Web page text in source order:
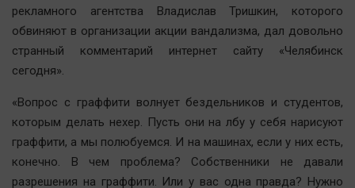
рекламного агентства Владислав Тришкин, которого
обвиняют в организации акции вандализма, дал довольно
странный комментарий интернет сайту «Челябинск
сегодня».
«Вопрос с граффити волнует бездельников и студентов,
которым делать нехер. Пусть они на лбу у себя нарисуют
граффити, а мы полюбуемся. И на машинах, если у них есть,
конечно. В чем проблема? Собственники не давали
разрешения на граффити. Или у вас одна правда? Нужно